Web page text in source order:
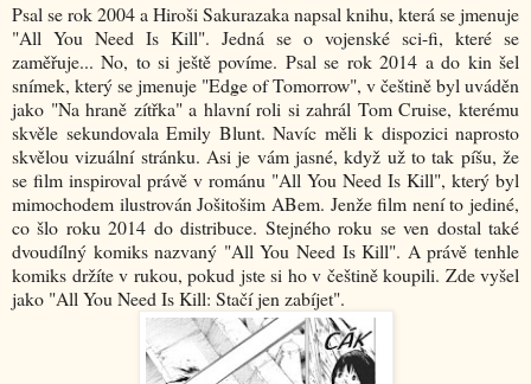
Psal se rok 2004 a Hiroši Sakurazaka napsal knihu, která se jmenuje
"All You Need Is Kill". Jedná se o vojenské sci-fi, které se
zaměřuje... No, to si ještě povíme. Psal se rok 2014 a do kin šel
snímek, který se jmenuje "Edge of Tomorrow", v češtině byl uváděn
jako "Na hraně zítřka" a hlavní roli si zahrál Tom Cruise, kterému
skvěle sekundovala Emily Blunt. Navíc měli k dispozici naprosto
skvělou vizuální stránku. Asi je vám jasné, když už to tak píšu, že
se film inspiroval právě v románu "All You Need Is Kill", který byl
mimochodem ilustrován Jošitošim ABem. Jenže film není to jediné,
co šlo roku 2014 do distribuce. Stejného roku se ven dostal také
dvoudílný komiks nazvaný "All You Need Is Kill". A právě tenhle
komiks držíte v rukou, pokud jste si ho v češtině koupili. Zde vyšel
jako "All You Need Is Kill: Stačí jen zabíjet".